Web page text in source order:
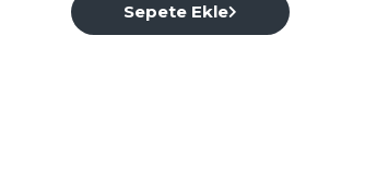
Sepete Ekle